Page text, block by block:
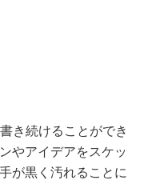
き続けることができ
やアイデアをスケッ
が黒く汚れることに